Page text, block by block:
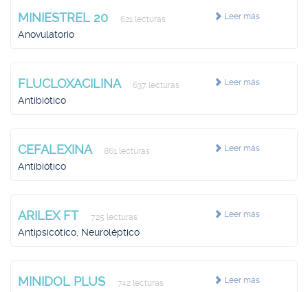
Leer más
MINIESTREL 20 621 lecturas
Anovulatorio
Leer más
FLUCLOXACILINA 637 lecturas
Antibiótico
Leer más
CEFALEXINA 861 lecturas
Antibiótico
Leer más
ARILEX FT 725 lecturas
Antipsicótico, Neuroléptico
Leer más
MINIDOL PLUS 742 lecturas